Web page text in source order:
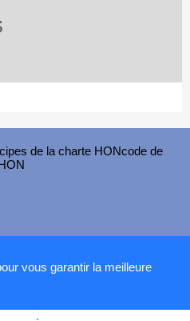
vous garantir la meilleure